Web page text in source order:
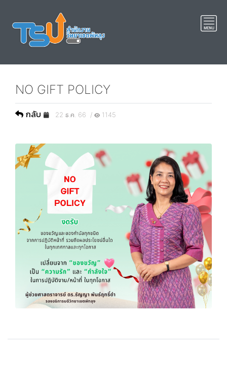
NO GIFT POLICY
กลับ 22 ธ.ค. 66 / 1145